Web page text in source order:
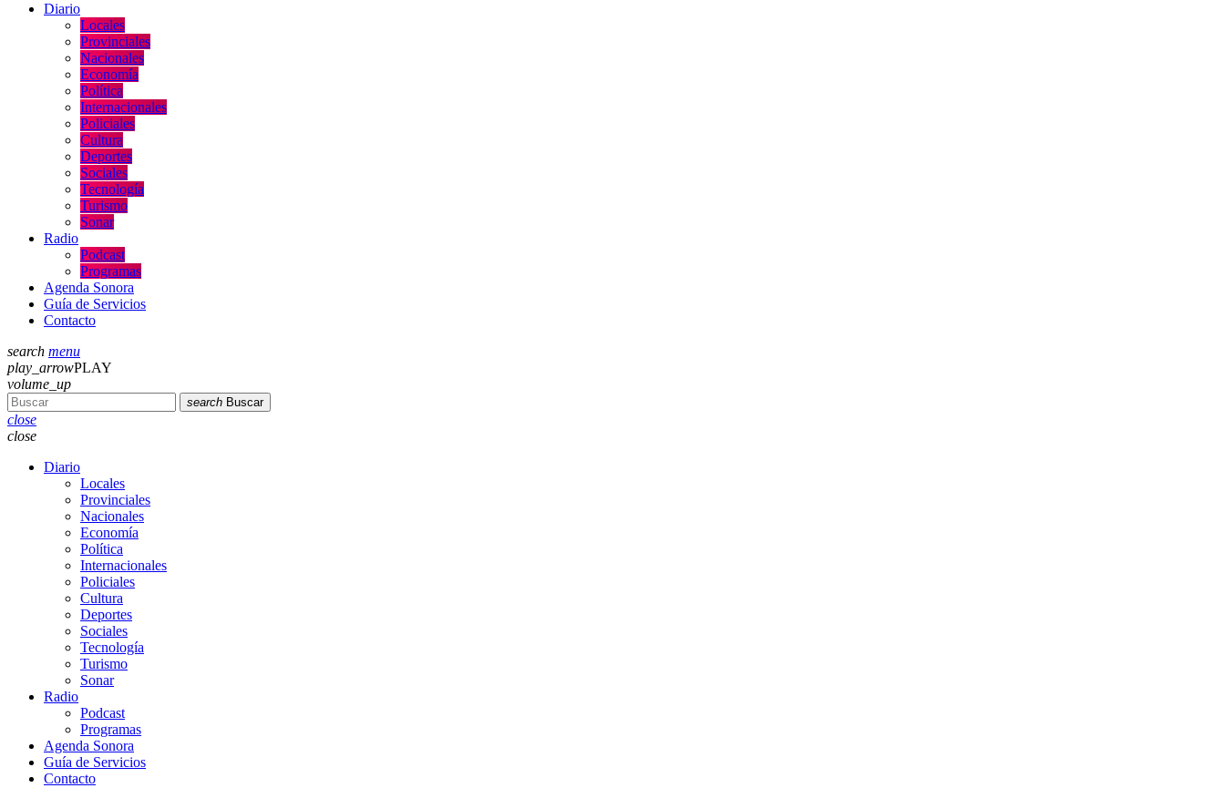
Diario
Locales
Provinciales
Nacionales
Economía
Política
Internacionales
Policiales
Cultura
Deportes
Sociales
Tecnología
Turismo
Sonar
Radio
Podcast
Programas
Agenda Sonora
Guía de Servicios
Contacto
search menu
play_arrowPLAY
volume_up
search Buscar
close
close
Diario
Locales
Provinciales
Nacionales
Economía
Política
Internacionales
Policiales
Cultura
Deportes
Sociales
Tecnología
Turismo
Sonar
Radio
Podcast
Programas
Agenda Sonora
Guía de Servicios
Contacto